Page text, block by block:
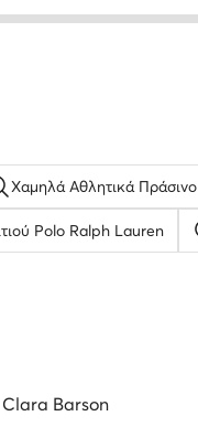
Χαμηλά Αθλητικά Πράσινο
Polo Ralph Lauren
Clara Barson